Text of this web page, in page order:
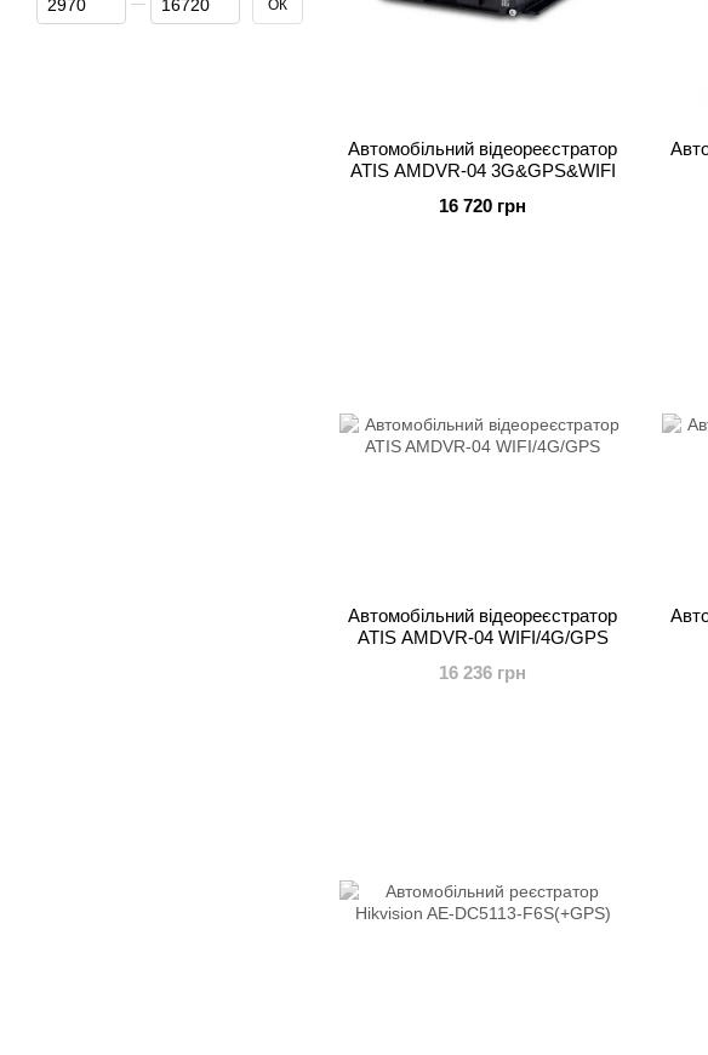
Автомобільний відеореєстратор
ATIS AMDVR-04 3G&GPS&WIFI
16 720 грн
Автомобільний відеореєстратор
ATIS AMDVR-04 WIFI/4G/GPS
16 236 грн
ОК